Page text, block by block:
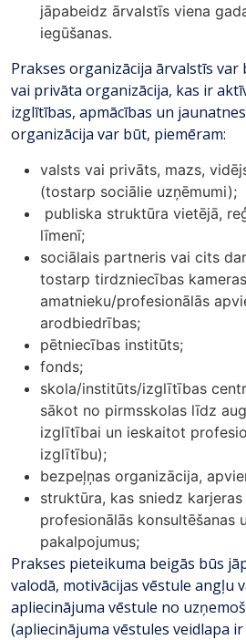
jāpabeidz ārvalstīs viena
iegūšanas.
Prakses organizācija ārvalstīs
vai privāta organizācija, kas ir
izglītības, apmācības un
organizācija var būt, piemēram:
valsts vai privāts, mazs,
(tostarp sociālie uzņēmumi);
publiska struktūra vietējā,
līmenī;
sociālais partneris vai cits
tostarp tirdzniecības
amatnieku/profesionālās
arodbiedrības;
pētniecības institūts;
fonds;
skola/institūts/izglītības
sākot no pirmsskolas līdz
izglītībai un ieskaitot
izglītību);
bezpeļņas organizācija,
struktūra, kas sniedz
profesionālās konsultēšanas
pakalpojumus;
Prakses pieteikuma beigās būs
valodā, motivācijas vēstule angļu
apliecinājuma vēstule no
(apliecinājuma vēstules veidlapa ir